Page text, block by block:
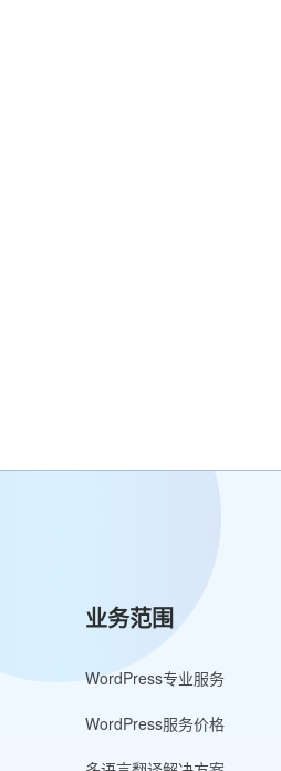
业务范围
WordPress专业服务
WordPress服务价格